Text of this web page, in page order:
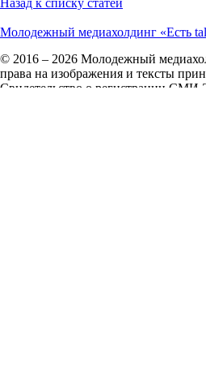
Молодежный медиахолдинг «Есть
© 2016 – 2026 Молодежный
права на изображения и тексты
Свидетельство о регистрации